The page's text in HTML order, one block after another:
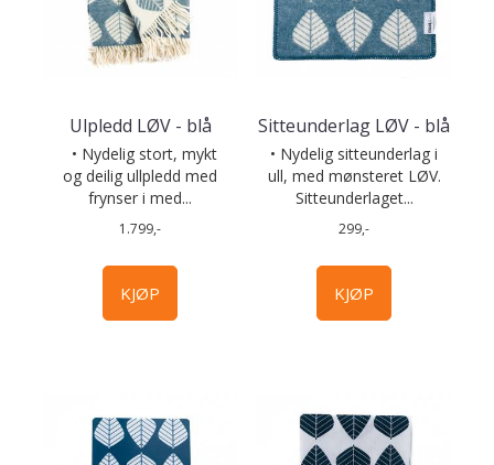
Ulpledd LØV - blå
• Nydelig stort, mykt
og deilig ullpledd med
frynser i med...
1.799,-
KJØP
Sitteunderlag LØV - blå
• Nydelig sitteunderlag i
ull, med mønsteret LØV.
Sitteunderlaget...
299,-
KJØP